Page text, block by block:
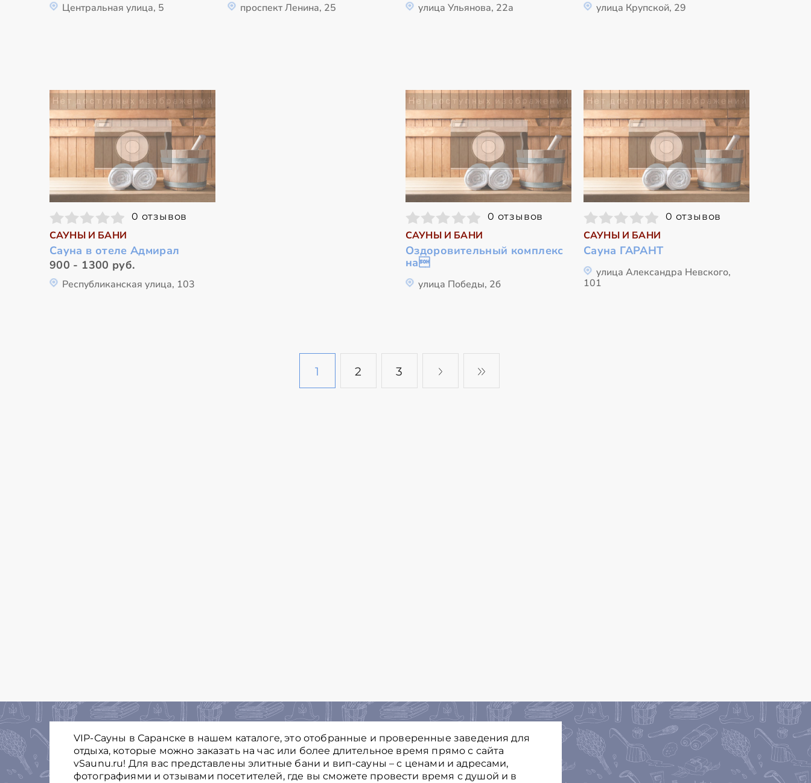
Центральная улица, 5 проспект Ленина, 25 улица Ульянова, 22а улица Крупской, 29
0 отзывов
САУНЫ И БАНИ
Сауна в отеле Адмирал
900 - 1300 руб.
Республиканская улица, 103
0 отзывов
САУНЫ И БАНИ
Оздоровительный комплекс
на
улица Победы, 2б
0 отзывов
САУНЫ И БАНИ
Сауна ГАРАНТ
улица Александра Невского,
101
1 2 3
VIP-Сауны в Саранске в нашем каталоге, это отобранные и проверенные заведения для
отдыха, которые можно заказать на час или более длительное время прямо с сайта
vSaunu.ru! Для вас представлены элитные бани и вип-сауны – с ценами и адресами,
фотографиями и отзывами посетителей, где вы сможете провести время с душой и в